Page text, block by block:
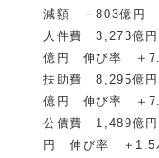
減額 ＋803億円
人件費 3,273億
億円 伸び率 ＋
扶助費 8,295億
億円 伸び率 ＋
公債費 1,489億
円 伸び率 ＋1.5